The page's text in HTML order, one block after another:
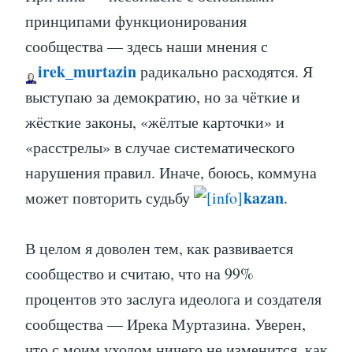
принципами функционирования
сообщества — здесь наши мнения с
irek_murtazinрадикально расходятся. Я
выступаю за демократию, но за чёткие и
жёсткие законы, «жёлтые карточки» и
«расстрелы» в случае систематического
нарушения правил. Иначе, боюсь, коммуна
может повторить судьбу
kazan.
В целом я доволен тем, как развивается
сообщество и считаю, что на 99%
процентов это заслуга идеолога и создателя
сообщества — Ирека Муртазина. Уверен,